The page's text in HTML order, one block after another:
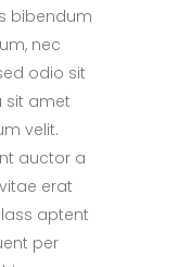
bibendum
nec
odio sit
sit amet
velit.
auctor a
erat
aptent
per